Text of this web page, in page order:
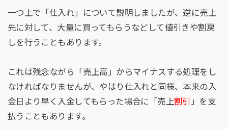
一つ上で「仕入れ」について説明しましたが、逆に売上
先に対して、大量に買ってもらうなどして値引きや割戻
しを行うこともあります。
これは残念ながら「売上高」からマイナスする処理をし
なければなりませんが、やはり仕入れと同様、本来の入
金日より早く入金してもらった場合に「売上割引
」を支
払うこともあります。